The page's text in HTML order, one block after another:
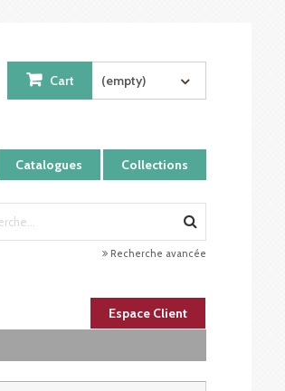
Catalogues Collections
Cart (empty)
Recherche avancée
Espace Client